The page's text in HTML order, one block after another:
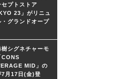
セプトストア
23」がリニュ
・グランドオープ
樹シグネチャーモ
CONS
MID」の
7月17日(金)登